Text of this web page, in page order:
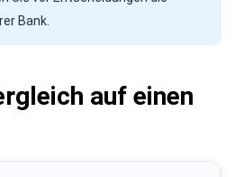
Bank.
auf einen